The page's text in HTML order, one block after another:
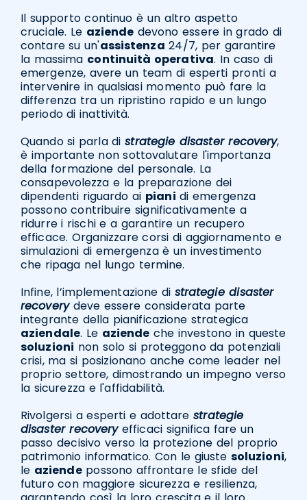
Il supporto continuo è un altro aspetto
cruciale. Le aziende devono essere in grado di
contare su un'assistenza 24/7, per garantire
la massima continuità operativa. In caso di
emergenze, avere un team di esperti pronti a
intervenire in qualsiasi momento può fare la
differenza tra un ripristino rapido e un lungo
periodo di inattività.
Quando si parla distrategie disaster recovery,
è importante non sottovalutare l'importanza
della formazione del personale. La
consapevolezza e la preparazione dei
dipendenti riguardo ai piani di emergenza
possono contribuire significativamente a
ridurre i rischi e a garantire un recupero
efficace. Organizzare corsi di aggiornamento e
simulazioni di emergenza è un investimento
che ripaga nel lungo termine.
Infine, l’implementazione di strategie disaster
recoverydeve essere considerata parte
integrante della pianificazione strategica
aziendale. Le aziende che investono in queste
soluzioni non solo si proteggono da potenziali
crisi, ma si posizionano anche come leader nel
proprio settore, dimostrando un impegno verso
la sicurezza e l'affidabilità.
Rivolgersi a esperti e adottarestrategie
disaster recoveryefficaci significa fare un
passo decisivo verso la protezione del proprio
patrimonio informatico. Con le giuste soluzioni,
le aziendepossono affrontare le sfide del
futuro con maggiore sicurezza e resilienza,